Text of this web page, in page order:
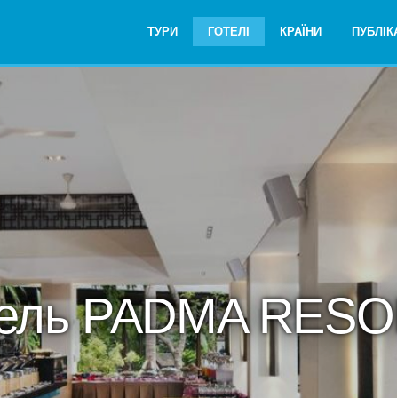
ТУРИ ГОТЕЛІ КРАЇНИ
PADMA